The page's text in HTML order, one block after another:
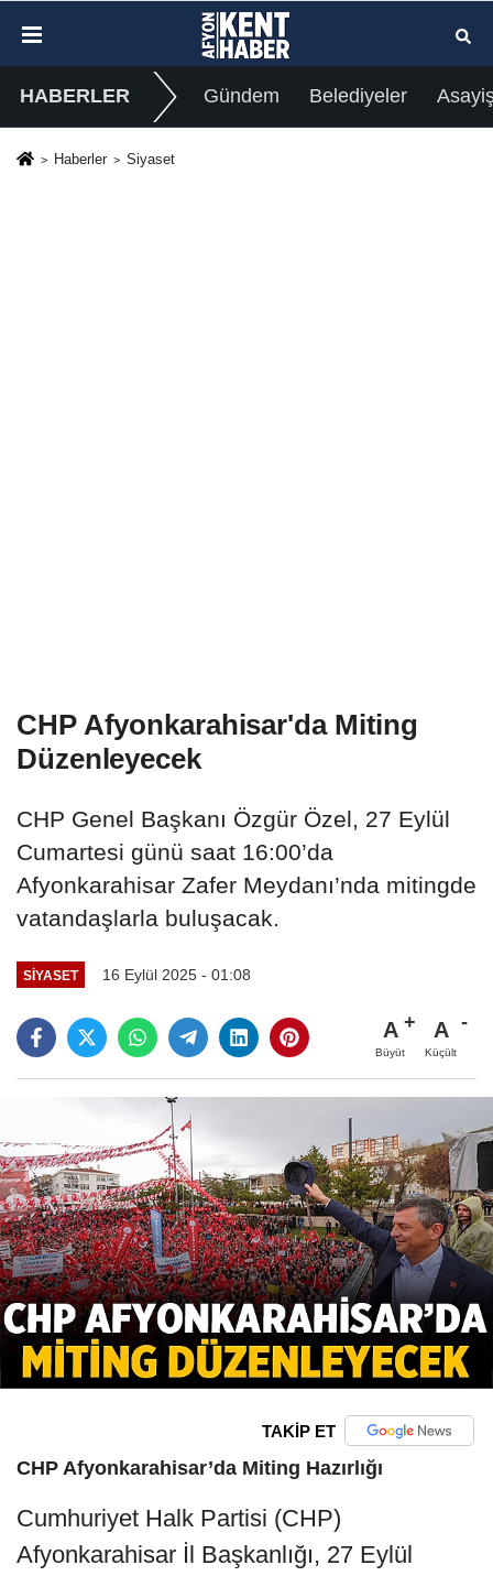
HABERLER Gündem Belediyeler
Haberler Siyaset
CHP Afyonkarahisar'da Miting
Düzenleyecek
CHP Genel Başkanı Özgür Özel, 27 Eylül
Cumartesi günü saat 16:00’da
Afyonkarahisar Zafer Meydanı’nda mitingde
vatandaşlarla buluşacak.
SIYASET 16 Eylül 2025 - 01:08
A
Büyüt
A
Küçült
TAKİP ET
CHP Afyonkarahisar’da Miting Hazırlığı
Cumhuriyet Halk Partisi (CHP)
Afyonkarahisar İl Başkanlığı, 27 Eylül